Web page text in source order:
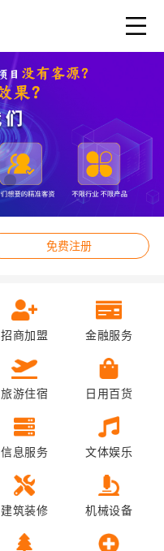
免费注册
招商加盟 金融服务
旅游住宿 日用百货
信息服务 文体娱乐
建筑装修 机械设备